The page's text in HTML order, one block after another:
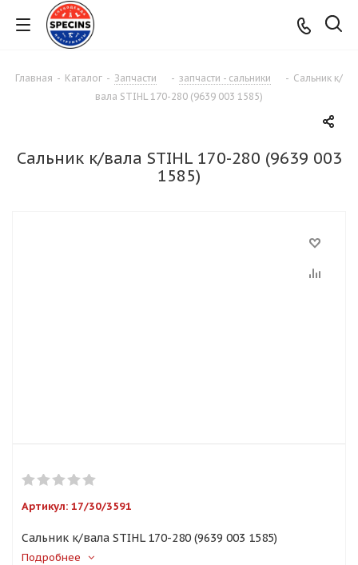
Главная - Каталог - Запчасти - запчасти - сальники - Сальник к/
вала STIHL 170-280 (9639 003 1585)
Сальник к/вала STIHL 170-280 (9639 003
1585)
Артикул: 17/30/3591
Сальник к/вала STIHL 170-280 (9639 003 1585)
Подробнее